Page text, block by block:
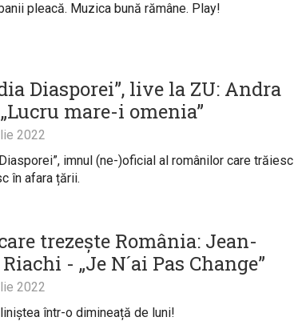
pleacă. Muzica bună rămâne. Play!
Diasporei”, live la ZU: Andra
mare-i omenia”
2022
imnul (ne-)oficial al românilor care trăiesc
în afara țării.
trezește România: Jean-
- „Je N´ai Pas Change”
2022
într-o dimineață de luni!